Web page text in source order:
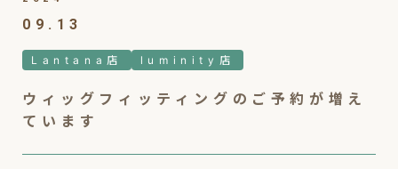
09.13
Lantana店 luminity店
ウィッグフィッティングのご予約が増え
ています